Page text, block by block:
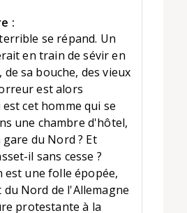
:
se répand. Un
en train de sévir en
sa bouche, des vieux
est alors
cet homme qui se
une chambre d'hôtel,
du Nord ? Et
il sans cesse ?
est une folle épopée,
du Nord de l'Allemagne
protestante à la